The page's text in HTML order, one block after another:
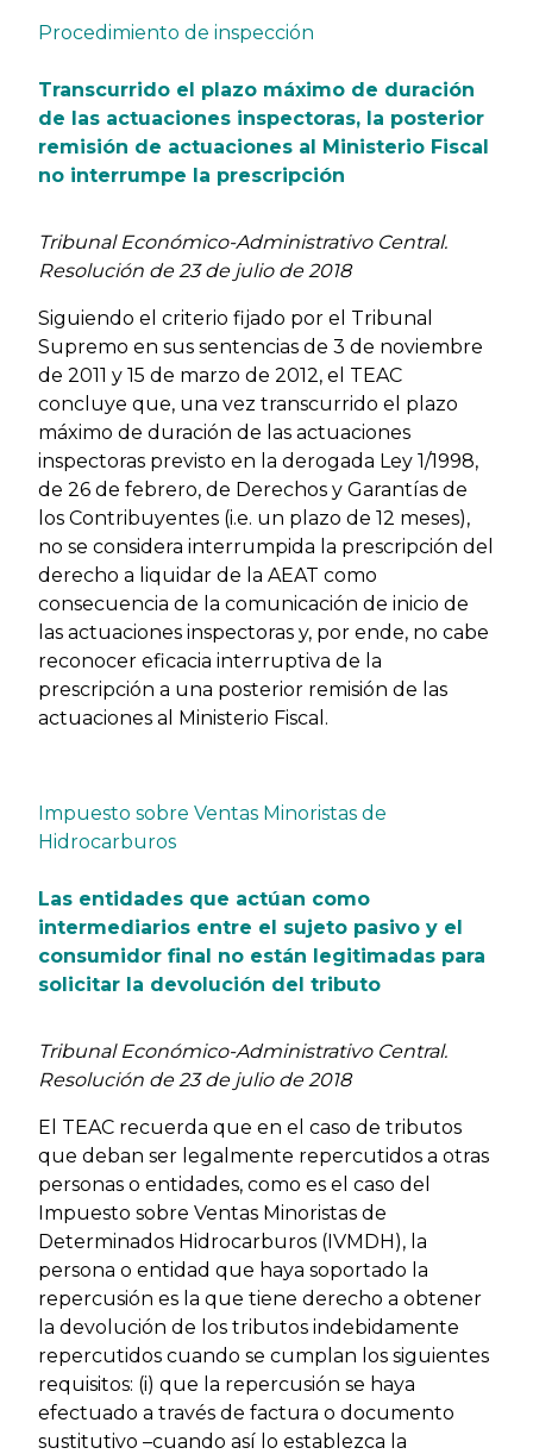
Procedimiento de inspección
Transcurrido el plazo máximo de duración
de las actuaciones inspectoras, la posterior
remisión de actuaciones al Ministerio Fiscal
no interrumpe la prescripción
Tribunal Económico-Administrativo Central.
Resolución de 23 de julio de 2018
Siguiendo el criterio fijado por el Tribunal
Supremo en sus sentencias de 3 de noviembre
de 2011 y 15 de marzo de 2012, el TEAC
concluye que, una vez transcurrido el plazo
máximo de duración de las actuaciones
inspectoras previsto en la derogada Ley 1/1998,
de 26 de febrero, de Derechos y Garantías de
los Contribuyentes (i.e. un plazo de 12 meses),
no se considera interrumpida la prescripción del
derecho a liquidar de la AEAT como
consecuencia de la comunicación de inicio de
las actuaciones inspectoras y, por ende, no cabe
reconocer eficacia interruptiva de la
prescripción a una posterior remisión de las
actuaciones al Ministerio Fiscal.
Impuesto sobre Ventas Minoristas de
Hidrocarburos
Las entidades que actúan como
intermediarios entre el sujeto pasivo y el
consumidor final no están legitimadas para
solicitar la devolución del tributo
Tribunal Económico-Administrativo Central.
Resolución de 23 de julio de 2018
El TEAC recuerda que en el caso de tributos
que deban ser legalmente repercutidos a otras
personas o entidades, como es el caso del
Impuesto sobre Ventas Minoristas de
Determinados Hidrocarburos (IVMDH), la
persona o entidad que haya soportado la
repercusión es la que tiene derecho a obtener
la devolución de los tributos indebidamente
repercutidos cuando se cumplan los siguientes
requisitos: (i) que la repercusión se haya
efectuado a través de factura o documento
sustitutivo –cuando así lo establezca la